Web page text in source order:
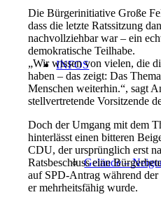
INFOS
Gelände –
Die Bürgerinitiative Große
dass die letzte Ratssitzung
nachvollziehbar war – ein
demokratische Teilhabe.
„Wir wissen von vielen, die
haben – das zeigt: Das
Menschen weiterhin.“, sagt
stellvertretende Vorsitzende
Doch der Umgang mit dem
hinterlässt einen bitteren
CDU, der ursprünglich erst
Ratsbeschluss eine
auf SPD-Antrag während der
er mehrheitsfähig wurde.